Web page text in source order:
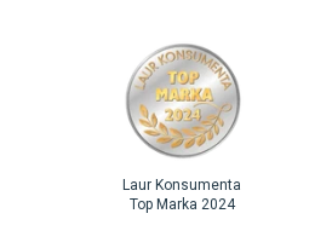
Laur Konsumenta
Top Marka 2024